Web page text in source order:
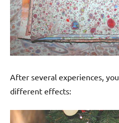
After several experiences,
different effects: